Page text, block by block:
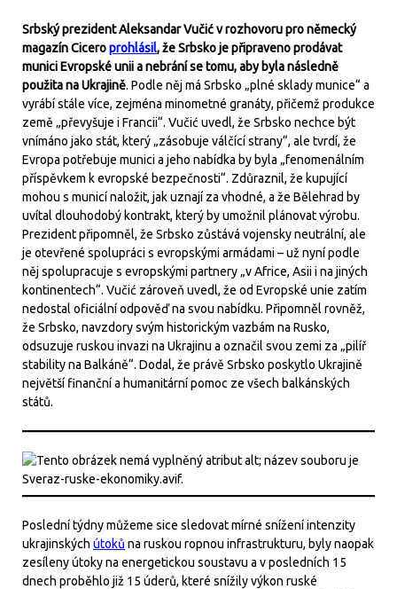
Srbský prezident Aleksandar Vučić v rozhovoru pro německý
magazín Ciceroprohlásil, že Srbsko je připraveno prodávat
munici Evropské unii a nebrání se tomu, aby byla následně
použita na Ukrajině. Podle něj má Srbsko „plné sklady munice“ a
vyrábí stále více, zejména minometné granáty, přičemž produkce
země „převyšuje i Francii“. Vučić uvedl, že Srbsko nechce být
vnímáno jako stát, který „zásobuje válčící strany“, ale tvrdí, že
Evropa potřebuje munici a jeho nabídka by byla „fenomenálním
příspěvkem k evropské bezpečnosti“. Zdůraznil, že kupující
mohou s municí naložit, jak uznají za vhodné, a že Bělehrad by
uvítal dlouhodobý kontrakt, který by umožnil plánovat výrobu.
Prezident připomněl, že Srbsko zůstává vojensky neutrální, ale
je otevřené spolupráci s evropskými armádami – už nyní podle
něj spolupracuje s evropskými partnery „v Africe, Asii i na jiných
kontinentech“. Vučić zároveň uvedl, že od Evropské unie zatím
nedostal oficiální odpověď na svou nabídku. Připomněl rovněž,
že Srbsko, navzdory svým historickým vazbám na Rusko,
odsuzuje ruskou invazi na Ukrajinu a označil svou zemi za „pilíř
stability na Balkáně“. Dodal, že právě Srbsko poskytlo Ukrajině
největší finanční a humanitární pomoc ze všech balkánských
států.
Poslední týdny můžeme sice sledovat mírné snížení intenzity
ukrajinských útoků na ruskou ropnou infrastrukturu, byly naopak
zesíleny útoky na energetickou soustavu a v posledních 15
dnech proběhlo již 15 úderů, které snížily výkon ruské